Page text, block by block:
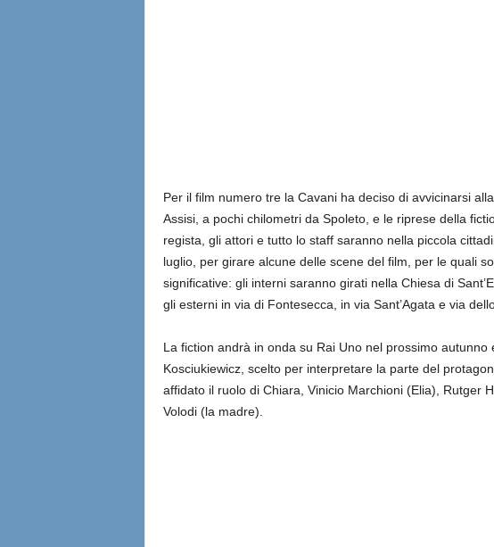
Per il film numero tre la Cavani ha deciso di avvicinarsi
Assisi, a pochi chilometri da Spoleto, e le riprese della
regista, gli attori e tutto lo staff saranno nella piccola
luglio, per girare alcune delle scene del film, per le quali
significative: gli interni saranno girati nella Chiesa di
gli esterni in via di Fontesecca, in via Sant’Agata e via
La fiction andrà in onda su Rai Uno nel prossimo autunno
Kosciukiewicz, scelto per interpretare la parte del
affidato il ruolo di Chiara, Vinicio Marchioni (Elia), Rutger
Volodi (la madre).